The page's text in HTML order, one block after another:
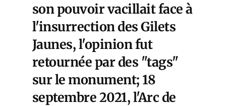
son pouvoir vacillait face à
l'insurrection des Gilets
Jaunes, l'opinion fut
retournée par des "tags"
sur le monument; 18
septembre 2021, l'Arc de